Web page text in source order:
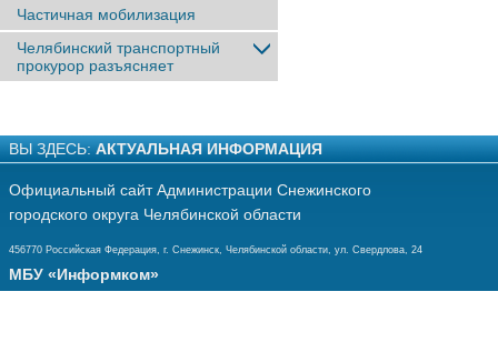
Частичная мобилизация
Челябинский транспортный
прокурор разъясняет
ВЫ ЗДЕСЬ: АКТУАЛЬНАЯ ИНФОРМАЦИЯ
Официальный сайт Администрации Снежинского
городского округа Челябинской области
456770 Российская Федерация, г. Снежинск, Челябинской области, ул. Свердлова, 24
МБУ «Информком»